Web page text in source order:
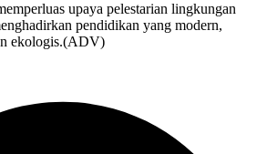
upaya pelestarian lingkungan
pendidikan yang modern,
ekologis.(ADV)